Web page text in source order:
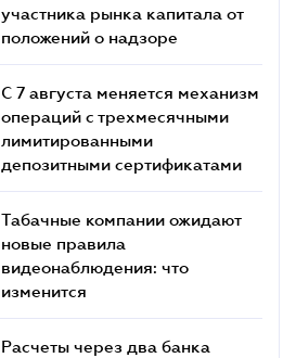
участника рынка капитала от
положений о надзоре
С 7 августа меняется механизм
операций с трехмесячными
лимитированными
депозитными сертификатами
Табачные компании ожидают
новые правила
видеонаблюдения: что
изменится
Расчеты через два банка